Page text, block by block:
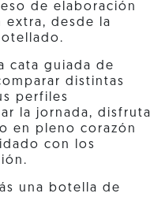
de elaboración
extra, desde la
cata guiada de
distintas
perfiles
la jornada, disfruta
en pleno corazón
con los
una botella de